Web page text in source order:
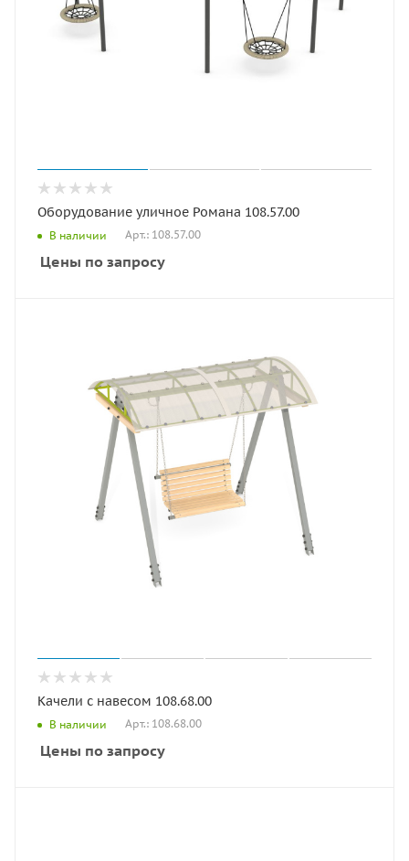
Оборудование уличное Романа 108.57.00
В наличии Арт.: 108.57.00
Цены по запросу
Качели с навесом 108.68.00
В наличии Арт.: 108.68.00
Цены по запросу